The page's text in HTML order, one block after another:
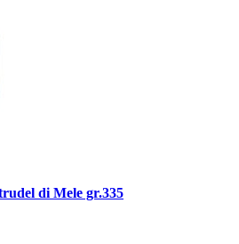
di Mele gr.335